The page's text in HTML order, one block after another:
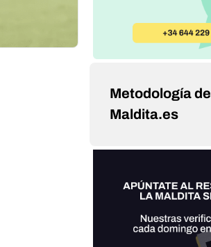
Metodología de
Maldita.es